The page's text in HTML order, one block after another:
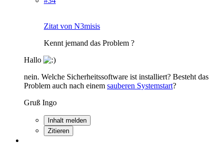
Zitat von N3misis
Kennt jemand das Problem ?
Hallo
nein. Welche Sicherheitssoftware ist installiert? Besteht das
Problem auch nach einem sauberen Systemstart?
Gruß Ingo
Inhalt melden
Zitieren